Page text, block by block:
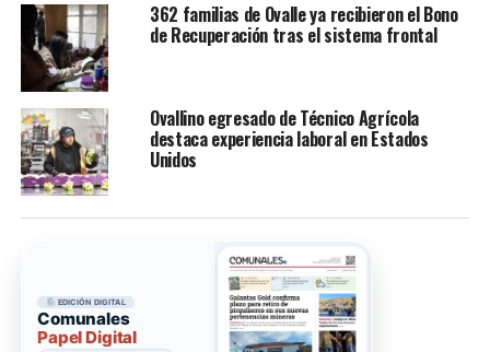
362 familias de Ovalle ya recibieron el Bono
de Recuperación tras el sistema frontal
Ovallino egresado de Técnico Agrícola
destaca experiencia laboral en Estados
Unidos
EDICIÓN DIGITAL
Comunales
Papel Digital